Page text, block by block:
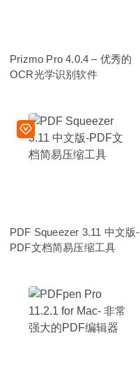
Prizmo Pro 4.0.4 – 优秀的
OCR光学识别软件
PDF Squeezer 3.11 中文版-
PDF文档简易压缩工具